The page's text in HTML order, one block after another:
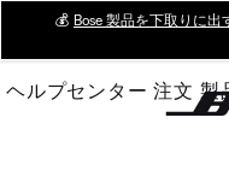
Main
💰 Bose 製品を下取りに
ヘルプセンター 注文 製